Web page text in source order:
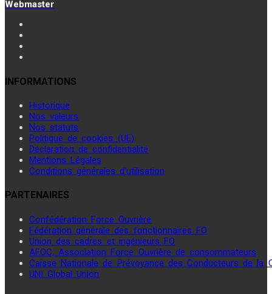
Webmaster
INFORMATIONS
Historique
Nos valeurs
Nos statuts
Politique de cookies (UE)
Déclaration de confidentialité
Mentions Légales
Conditions générales d’utilisation
PARTENAIRES
Confédération Force Ouvrière
Fédération générale des fonctionnaires FO
Union des cadres et ingénieurs FO
AFOC, Association Force Ouvrière de consommateurs
Caisse Nationale de Prévoyance des Conducteurs de la
UNI Global Union